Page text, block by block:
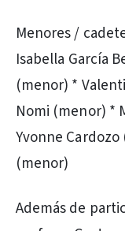
Menores /
Isabella García
(menor) *
Nomi (menor) *
Yvonne
(menor)
Además de